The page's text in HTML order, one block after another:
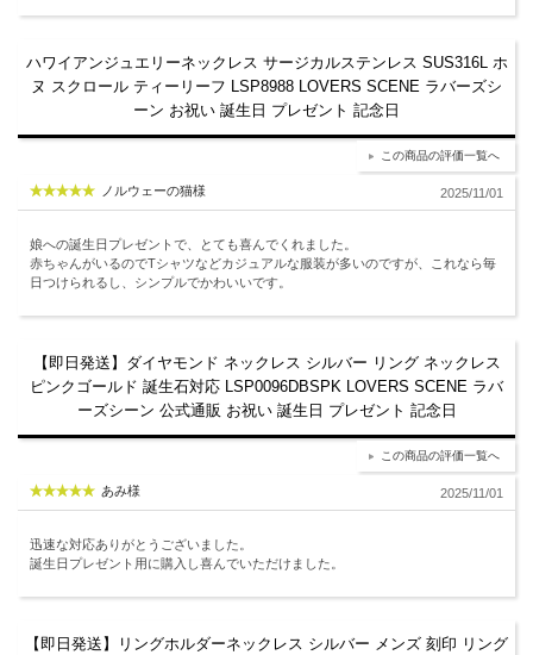
ハワイアンジュエリーネックレス サージカルステンレス SUS316L ホ
ヌ スクロール ティーリーフ LSP8988 LOVERS SCENE ラバーズシ
ーン お祝い 誕生日 プレゼント 記念日
この商品の評価一覧へ
ノルウェーの猫様 2025/11/01
娘への誕生日プレゼントで、とても喜んでくれました。
赤ちゃんがいるのでTシャツなどカジュアルな服装が多いのですが、これなら毎
日つけられるし、シンプルでかわいいです。
【即日発送】ダイヤモンド ネックレス シルバー リング ネックレス
ピンクゴールド 誕生石対応 LSP0096DBSPK LOVERS SCENE ラバ
ーズシーン 公式通販 お祝い 誕生日 プレゼント 記念日
この商品の評価一覧へ
あみ様 2025/11/01
迅速な対応ありがとうございました。
誕生日プレゼント用に購入し喜んでいただけました。
【即日発送】リングホルダーネックレス シルバー メンズ 刻印 リング